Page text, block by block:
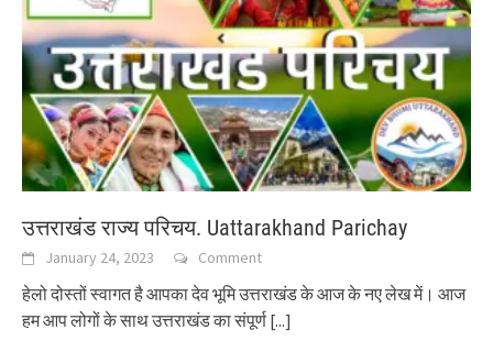
उत्तराखंड राज्य परिचय. Uattarakhand Parichay
January 24, 2023 Comment
हेलो दोस्तों स्वागत है आपका देव भूमि उत्तराखंड के आज के नए लेख में। आज
हम आप लोगों के साथ उत्तराखंड का संपूर्ण [...]